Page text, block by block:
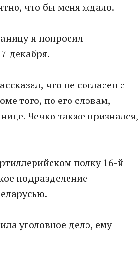
что бы меня ждало.
и попросил
декабря.
что не согласен с
того, по его словам,
Чечко также признался,
полку 16-й
подразделение
уголовное дело, ему